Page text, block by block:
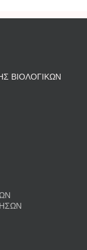
ΒΙΟΛΟΓΙΚΩΝ